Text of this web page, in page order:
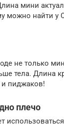
мини
можно найти у
не только
тела. Длина
пиджаков!
плечо